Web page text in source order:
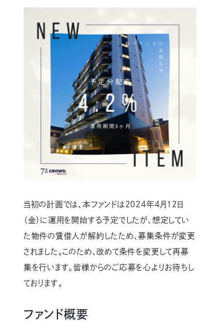
当初の計画では、本ファンドは2024年4月12日
（金）に運用を開始する予定でしたが、想定してい
た物件の賃借人が解約したため、募集条件が変更
されました。このため、改めて条件を変更して再募
集を行います。皆様からのご応募を心よりお待ちし
ております。
ファンド概要